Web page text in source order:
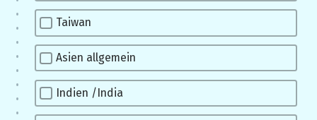
Taiwan
Asien allgemein
Indien /India